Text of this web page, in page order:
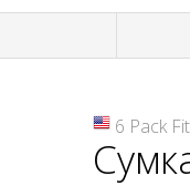
6 Pack